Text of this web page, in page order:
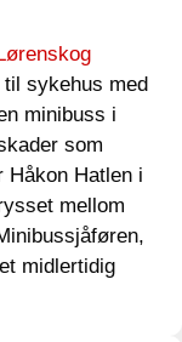
sykehus med
minibuss i
som
Håkon Hatlen i
mellom
midlertidig